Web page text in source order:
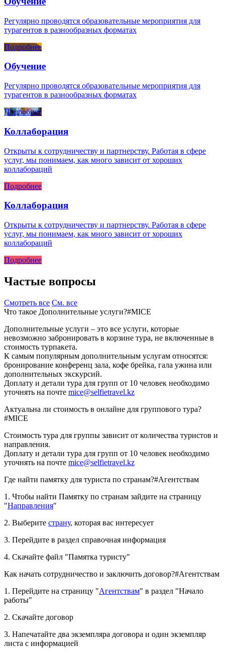
Регулярно проводятся образовательные мероприятия для
турагентов в разнообразных форматах
Подробнее
Обучение
Регулярно проводятся образовательные мероприятия для
турагентов в разнообразных форматах
Подробнее
Коллаборация
Открыты к сотрудничеству и партнерству. Работая в сфере
услуг, мы понимаем, как много зависит от хороших
коллабораций
Подробнее
Коллаборация
Открыты к сотрудничеству и партнерству. Работая в сфере
услуг, мы понимаем, как много зависит от хороших
коллабораций
Подробнее
Частые вопросы
Смотреть все См. все
Что такое Дополнительные услуги?#MICE
Дополнительные услуги – это все услуги, которые
невозможно забронировать в корзине тура, не включенные в
стоимость турпакета.
К самым популярным дополнительным услугам относятся:
бронирование конференц зала, кофе брейка, гала ужина или
дополнительных экскурсий.
Доплату и детали тура для групп от 10 человек необходимо
уточнять на почте mice@selfietravel.kz
Актуальна ли стоимость в онлайне для группового тура?
#MICE
Стоимость тура для группы зависит от количества туристов и
направления.
Доплату и детали тура для групп от 10 человек необходимо
уточнять на почте mice@selfietravel.kz
Где найти памятку для туриста по странам?#Агентствам
1. Чтобы найти Памятку по странам зайдите на страницу
"Направления"
2. Выберите страну, которая вас интересует
3. Перейдите в раздел справочная информация
4. Скачайте файл "Памятка туристу"
Как начать сотрудничество и заключить договор?#Агентствам
1. Перейдите на страницу "Агентствам" в раздел "Начало
работы"
2. Скачайте договор
3. Напечатайте два экземпляра договора и один экземпляр
листа с информацией